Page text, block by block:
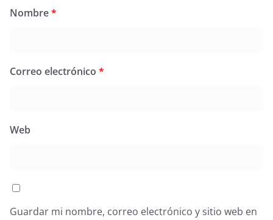
Nombre*
Correo electrónico *
Web
Guardar mi nombre, correo electrónico y sitio web en